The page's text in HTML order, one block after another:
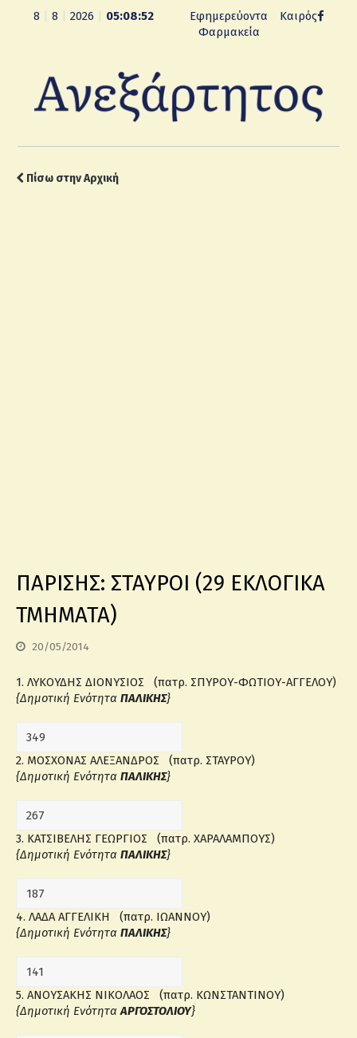
8 8 2026 05:08:53
Εφημερεύοντα
Φαρμακεία
Καιρός
Πίσω στην Αρχική
ΠΑΡΙΣΗΣ: ΣΤΑΥΡΟΙ (29 ΕΚΛΟΓΙΚΑ
ΤΜΗΜΑΤΑ)
20/05/2014
1. ΛΥΚΟΥΔΗΣ ΔΙΟΝΥΣΙΟΣ (πατρ. ΣΠΥΡΟΥ-ΦΩΤΙΟΥ-ΑΓΓΕΛΟΥ)
{Δημοτική Ενότητα ΠΑΛΙΚΗΣ}
2. ΜΟΣΧΟΝΑΣ ΑΛΕΞΑΝΔΡΟΣ (πατρ. ΣΤΑΥΡΟΥ)
{Δημοτική Ενότητα ΠΑΛΙΚΗΣ}
3. ΚΑΤΣΙΒΕΛΗΣ ΓΕΩΡΓΙΟΣ (πατρ. ΧΑΡΑΛΑΜΠΟΥΣ)
{Δημοτική Ενότητα ΠΑΛΙΚΗΣ}
4. ΛΑΔΑ ΑΓΓΕΛΙΚΗ (πατρ. ΙΩΑΝΝΟΥ)
{Δημοτική Ενότητα ΠΑΛΙΚΗΣ}
5. ΑΝΟΥΣΑΚΗΣ ΝΙΚΟΛΑΟΣ (πατρ. ΚΩΝΣΤΑΝΤΙΝΟΥ)
{Δημοτική ΕνότηταΑΡΓΟΣΤΟΛΙΟΥ}